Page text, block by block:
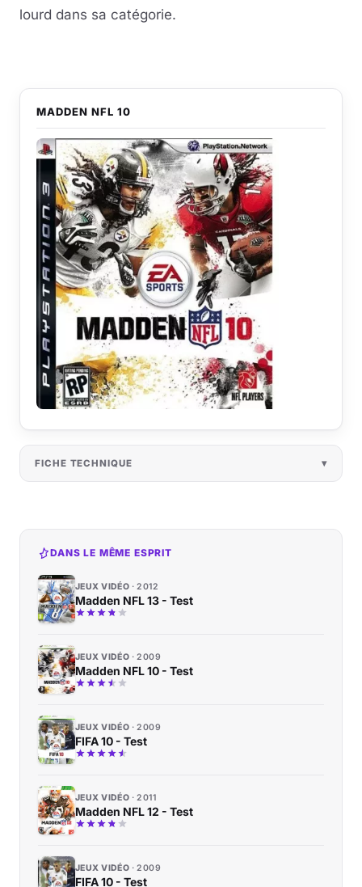
lourd dans sa catégorie.
MADDEN NFL 10
FICHE TECHNIQUE
DANS LE MÊME ESPRIT
JEUX VIDÉO 2012
Madden NFL 13 - Test
JEUX VIDÉO 2009
Madden NFL 10 - Test
JEUX VIDÉO 2009
FIFA 10 - Test
JEUX VIDÉO 2011
Madden NFL 12 - Test
JEUX VIDÉO 2009
FIFA 10 - Test